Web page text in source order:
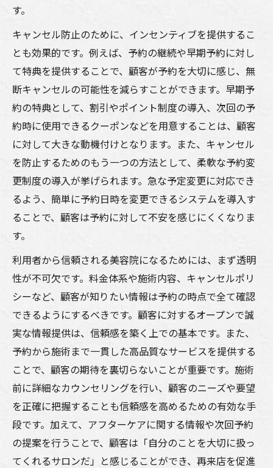
す。
キャンセル防止のために、インセンティブを提供するこ
とも効果的です。例えば、予約の継続や早期予約に対し
て特典を提供することで、顧客が予約を大切に感じ、無
断キャンセルの可能性を減らすことができます。早期予
約の特典として、割引やポイント制度の導入、次回の予
約時に使用できるクーポンなどを用意することは、顧客
に対して大きな動機付けとなります。また、キャンセル
を防止するためのもう一つの方法として、柔軟な予約変
更制度の導入が挙げられます。急な予定変更に対応でき
るよう、簡単に予約日時を変更できるシステムを導入す
ることで、顧客は予約に対して不安を感じにくくなりま
す。
利用者から信頼される美容院になるためには、まず透明
性が不可欠です。料金体系や施術内容、キャンセルポリ
シーなど、顧客が知りたい情報は予約の時点で全て確認
できるようにするべきです。顧客に対するオープンで誠
実な情報提供は、信頼感を築く上での基本です。また、
予約から施術まで一貫した高品質なサービスを提供する
ことで、顧客の期待を裏切らないことが重要です。施術
前に詳細なカウンセリングを行い、顧客のニーズや要望
を正確に把握することも信頼感を高めるための有効な手
段です。加えて、アフターケアに関する情報や次回予約
の提案を行うことで、顧客は「自分のことを大切に扱っ
てくれるサロンだ」と感じることができ、再来店を促進